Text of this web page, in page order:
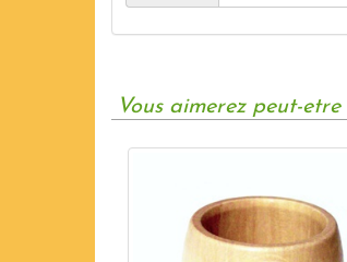
Vous aimerez peut-etre